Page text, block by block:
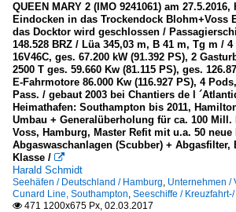
QUEEN MARY 2 (IMO 9241061) am
Eindocken in das Trockendock Blohm+Voss
das Docktor wird geschlossen /
148.528 BRZ / Lüa 345,03 m, B 41 m, Tg m /
16V46C, ges. 67.200 kW (91.392 PS), 2
2500 T ges. 59.660 Kw (81.115 PS), ges.
E-Fahrmotore 86.000 Kw (116.927 PS), 4
Pass. / gebaut 2003 bei Chantiers de l
Heimathafen: Southampton bis 2011,
Umbau + Generalüberholung für ca. 100
Voss, Hamburg, Master Refit mit u.a. 50 neue
Abgaswaschanlagen (Scubber) + Abgasfilter,
Klasse / 
Harald Schmidt
Seehäfen / Deutschland / Hamburg, Unternehmen /
Cunard Line, Southampton, Seeschiffe /
 471 1200x675 Px, 02.03.2017